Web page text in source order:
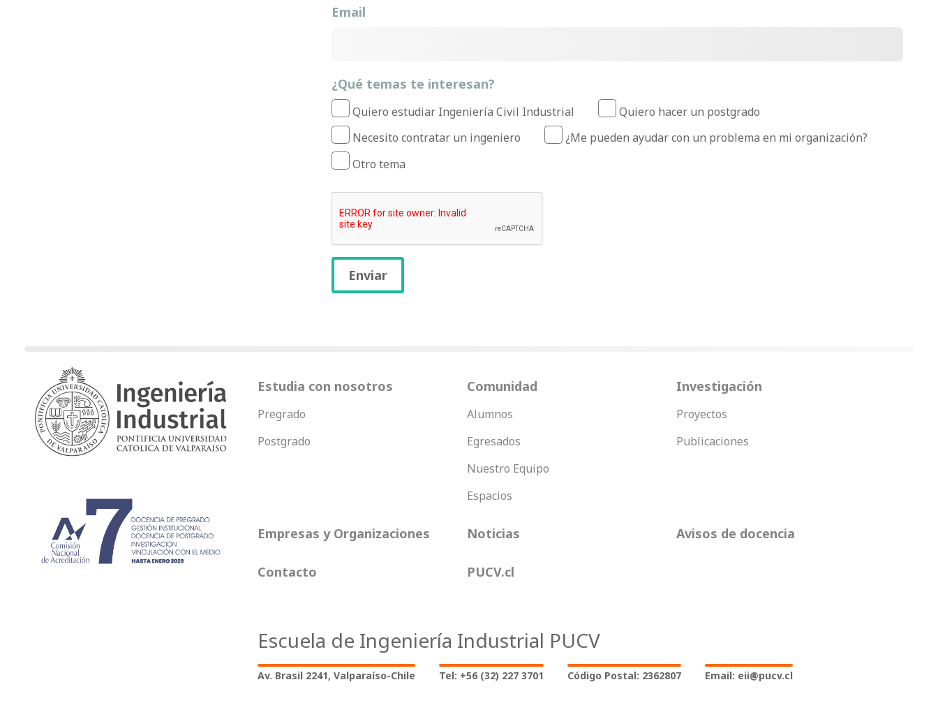
Email
¿Qué temas te interesan?
Quiero estudiar Ingeniería Civil Industrial
Quiero hacer un postgrado
Necesito contratar un ingeniero
¿Me pueden ayudar con un problema en mi organización?
Otro tema
Enviar
Estudia con nosotros
Pregrado
Postgrado
Comunidad
Alumnos
Egresados
Nuestro Equipo
Espacios
Investigación
Proyectos
Publicaciones
Empresas y Organizaciones Noticias Avisos de docencia
Contacto PUCV.cl
Escuela de Ingeniería Industrial PUCV
Av. Brasil 2241, Valparaíso-Chile Tel: +56 (32) 227 3701 Código Postal: 2362807 Email: eii@pucv.cl